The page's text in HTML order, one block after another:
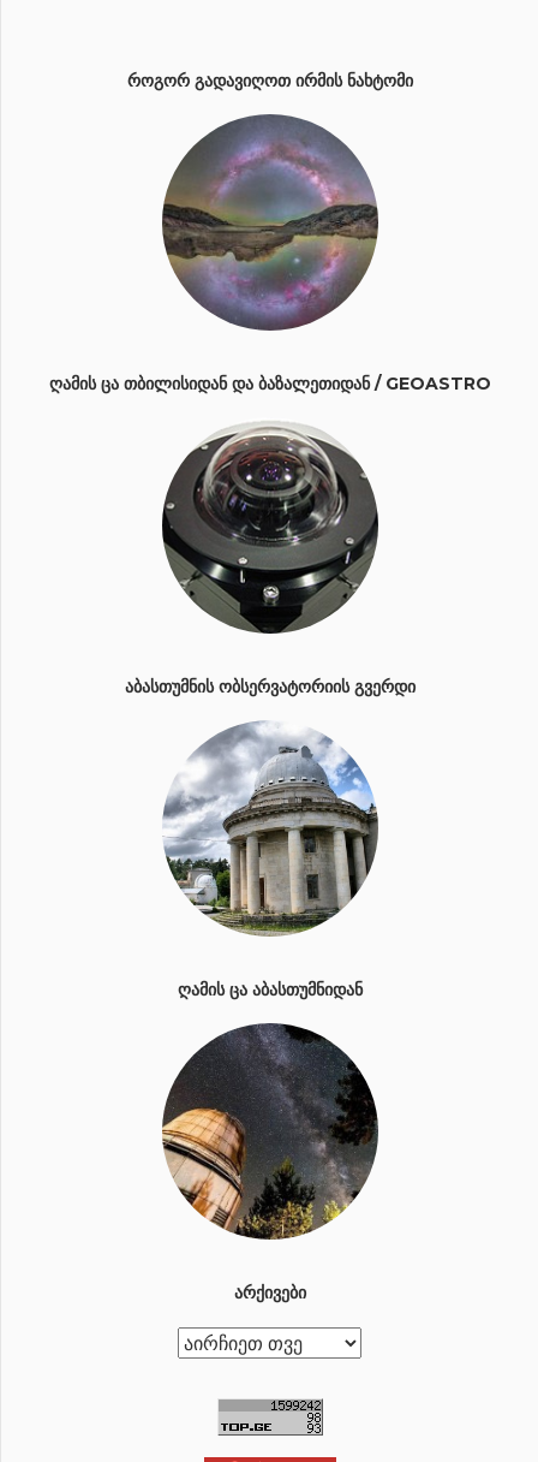
ᲠᲝᲒᲝᲠ ᲒᲐᲓᲐᲕᲘᲦᲝᲗ ᲘᲠᲛᲘᲡ ᲜᲐᲮᲢᲝᲛᲘ
ᲦᲐᲛᲘᲡ ᲪᲐ ᲗᲑᲘᲚᲘᲡᲘᲓᲐᲜ ᲓᲐ ᲑᲐᲖᲐᲚᲔᲗᲘᲓᲐᲜ / GEOASTRO
ᲐᲑᲐᲡᲗᲣᲛᲜᲘᲡ ᲝᲑᲡᲔᲠᲕᲐᲢᲝᲠᲘᲘᲡ ᲒᲕᲔᲠᲓᲘ
ᲦᲐᲛᲘᲡ ᲪᲐ ᲐᲑᲐᲡᲗᲣᲛᲜᲘᲓᲐᲜ
ᲐᲠᲥᲘᲕᲔᲑᲘ
ა